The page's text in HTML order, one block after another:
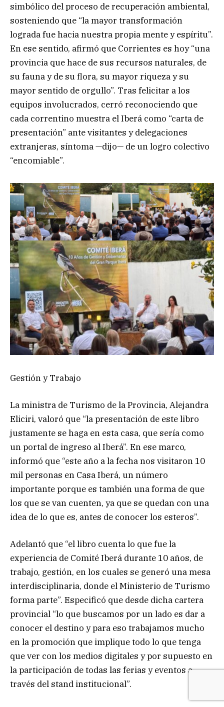
simbólico del proceso de recuperación ambiental,
sosteniendo que “la mayor transformación
lograda fue hacia nuestra propia mente y espíritu”.
En ese sentido, afirmó que Corrientes es hoy “una
provincia que hace de sus recursos naturales, de
su fauna y de su flora, su mayor riqueza y su
mayor sentido de orgullo”. Tras felicitar a los
equipos involucrados, cerró reconociendo que
cada correntino muestra el Iberá como “carta de
presentación” ante visitantes y delegaciones
extranjeras, síntoma —dijo— de un logro colectivo
“encomiable”.
Gestión y Trabajo
La ministra de Turismo de la Provincia, Alejandra
Eliciri, valoró que “la presentación de este libro
justamente se haga en esta casa, que sería como
un portal de ingreso al Iberá”. En ese marco,
informó que “este año a la fecha nos visitaron 10
mil personas en Casa Iberá, un número
importante porque es también una forma de que
los que se van cuenten, ya que se quedan con una
idea de lo que es, antes de conocer los esteros”.
Adelantó que “el libro cuenta lo que fue la
experiencia de Comité Iberá durante 10 años, de
trabajo, gestión, en los cuales se generó una mesa
interdisciplinaria, donde el Ministerio de Turismo
forma parte”. Especificó que desde dicha cartera
provincial “lo que buscamos por un lado es dar a
conocer el destino y para eso trabajamos mucho
en la promoción que implique todo lo que tenga
que ver con los medios digitales y por supuesto en
la participación de todas las ferias y eventos a
través del stand institucional”.